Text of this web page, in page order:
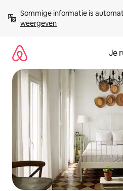
direct
naar
Sommige informatie is
weergeven
Je